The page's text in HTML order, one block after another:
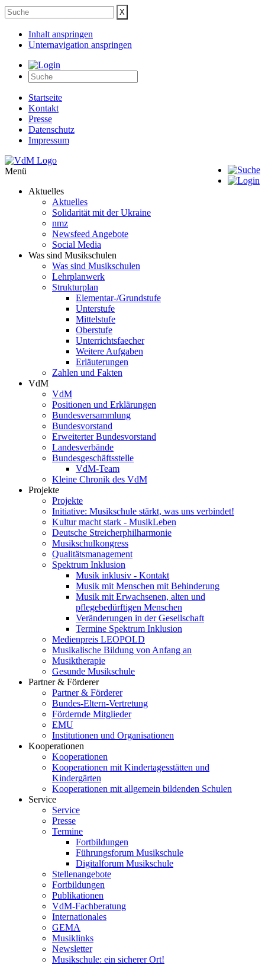
Inhalt anspringen
Unternavigation anspringen
Startseite
Kontakt
Presse
Datenschutz
Impressum
Menü
Aktuelles
Aktuelles
Solidarität mit der Ukraine
nmz
Newsfeed Angebote
Social Media
Was sind Musikschulen
Was sind Musikschulen
Lehrplanwerk
Strukturplan
Elementar-/Grundstufe
Unterstufe
Mittelstufe
Oberstufe
Unterrichtsfaecher
Weitere Aufgaben
Erläuterungen
Zahlen und Fakten
VdM
VdM
Positionen und Erklärungen
Bundesversammlung
Bundesvorstand
Erweiterter Bundesvorstand
Landesverbände
Bundesgeschäftsstelle
VdM-Team
Kleine Chronik des VdM
Projekte
Projekte
Initiative: Musikschule stärkt, was uns verbindet!
Kultur macht stark - MusikLeben
Deutsche Streicherphilharmonie
Musikschulkongress
Qualitätsmanagement
Spektrum Inklusion
Musik inklusiv - Kontakt
Musik mit Menschen mit Behinderung
Musik mit Erwachsenen, alten und
pflegebedürftigen Menschen
Veränderungen in der Gesellschaft
Termine Spektrum Inklusion
Medienpreis LEOPOLD
Musikalische Bildung von Anfang an
Musiktherapie
Gesunde Musikschule
Partner & Förderer
Partner & Förderer
Bundes-Eltern-Vertretung
Fördernde Mitglieder
EMU
Institutionen und Organisationen
Kooperationen
Kooperationen
Kooperationen mit Kindertagesstätten und
Kindergärten
Kooperationen mit allgemein bildenden Schulen
Service
Service
Presse
Termine
Fortbildungen
Führungsforum Musikschule
Digitalforum Musikschule
Stellenangebote
Fortbildungen
Publikationen
VdM-Fachberatung
Internationales
GEMA
Musiklinks
Newsletter
Musikschule: ein sicherer Ort!